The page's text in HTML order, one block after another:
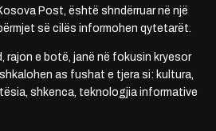
Post, është shndërruar në një
së cilës informohen qytetarët.
rajon e botë, janë në fokusin kryesor
as fushat e tjera si: kultura,
shkenca, teknologjia informative